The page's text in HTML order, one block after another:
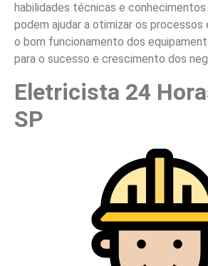
habilidades técnicas e
podem ajudar a otimizar os
o bom funcionamento dos
para o sucesso e crescimento dos
Eletricista 24
SP